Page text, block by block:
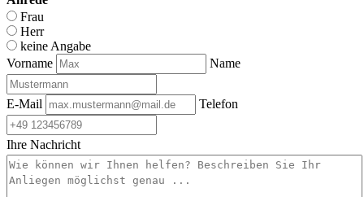
Frau
Herr
keine Angabe
Vorname
Name
E-Mail Telefon
Ihre Nachricht